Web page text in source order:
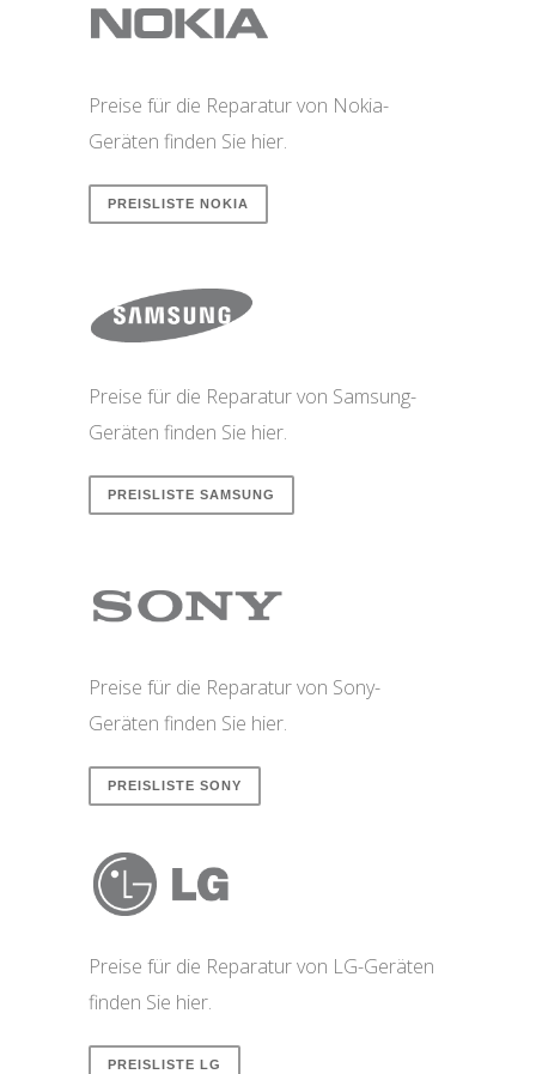
Preise für die Reparatur von Nokia-
Geräten finden Sie hier.
PREISLISTE NOKIA
Preise für die Reparatur von Samsung-
Geräten finden Sie hier.
PREISLISTE SAMSUNG
Preise für die Reparatur von Sony-
Geräten finden Sie hier.
PREISLISTE SONY
Preise für die Reparatur von LG-Geräten
finden Sie hier.
PREISLISTE LG